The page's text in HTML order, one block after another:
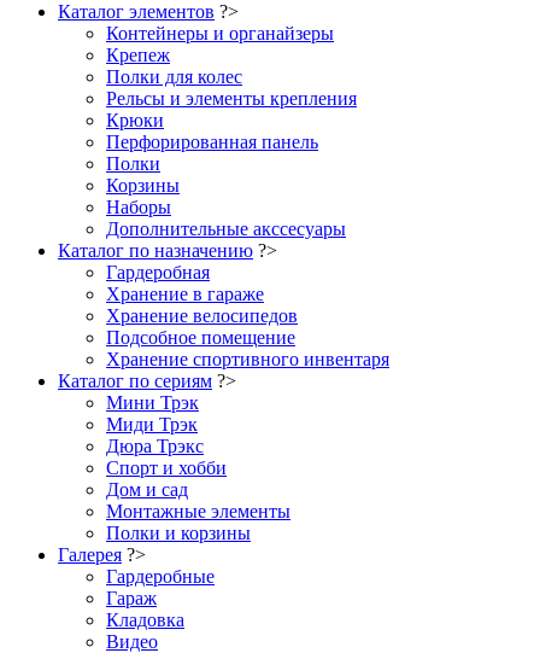
Каталог элементов ?>
Контейнеры и органайзеры
Крепеж
Полки для колес
Рельсы и элементы крепления
Крюки
Перфорированная панель
Полки
Корзины
Наборы
Дополнительные акссесуары
Каталог по назначению ?>
Гардеробная
Хранение в гараже
Хранение велосипедов
Подсобное помещение
Хранение спортивного инвентаря
Каталог по сериям ?>
Мини Трэк
Миди Трэк
Дюра Трэкс
Спорт и хобби
Дом и сад
Монтажные элементы
Полки и корзины
Галерея ?>
Гардеробные
Гараж
Кладовка
Видео